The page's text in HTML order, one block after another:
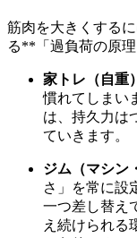
筋肉を大きくする
る**「過負荷の原
家トレ（自重
慣れてしまい
は、持久力は
ていきます。
ジム（マシン
さ」を常に設
一つ差し替え
え続けられる